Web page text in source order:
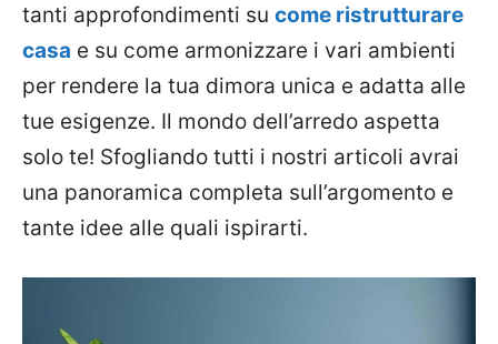
tanti approfondimenti su come ristrutturare
casa e su come armonizzare i vari ambienti
per rendere la tua dimora unica e adatta alle
tue esigenze. Il mondo dell’arredo aspetta
solo te! Sfogliando tutti i nostri articoli avrai
una panoramica completa sull’argomento e
tante idee alle quali ispirarti.